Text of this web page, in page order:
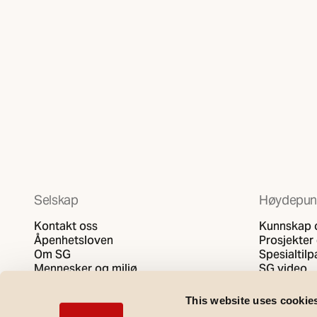
This website uses
Selskap
Kontakt oss
Åpenhetsloven
Om SG
Mennesker og miljø
Kunnskap
Prosjekter
SG video